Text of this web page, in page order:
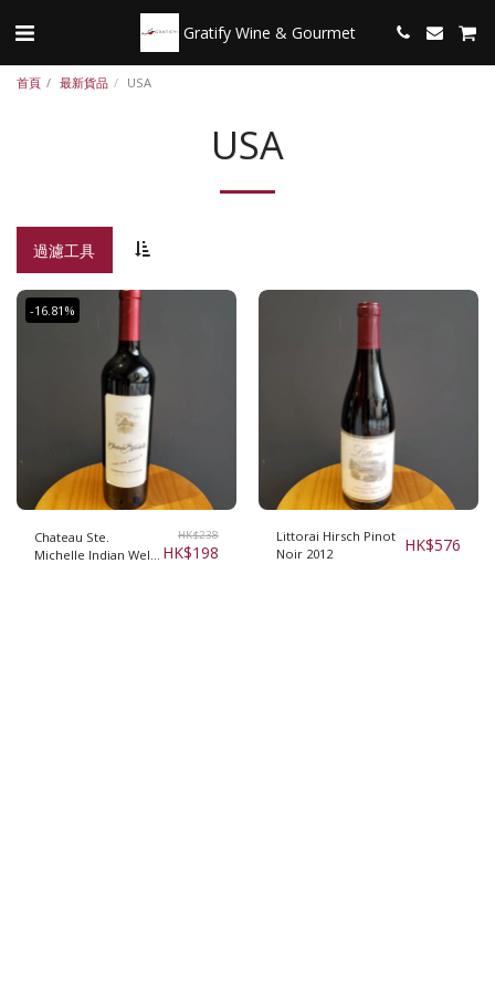
Gratify Wine & Gourmet
首頁 最新貨品 USA
USA
過濾工具
-16.81%
Chateau Ste.
Michelle Indian Wells
HK$238
HK$198
Littorai Hirsch Pinot
Noir 2012
HK$576